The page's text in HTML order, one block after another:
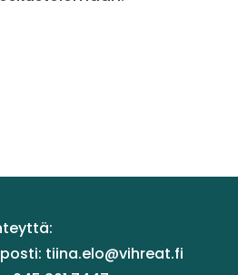
tiina.elo@vihreat.fi